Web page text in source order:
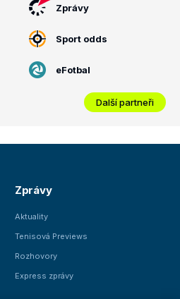
Zprávy
Sport odds
eFotbal
Další partneři
Zprávy
Aktuality
Tenisová Previews
Rozhovory
Express zprávy